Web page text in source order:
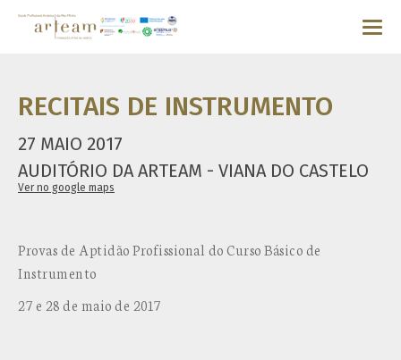
RECITAIS DE INSTRUMENTO
27 MAIO 2017
AUDITÓRIO DA ARTEAM - VIANA DO CASTELO
Ver no google maps
Provas de Aptidão Profissional do Curso Básico de
Instrumento
27 e 28 de maio de 2017